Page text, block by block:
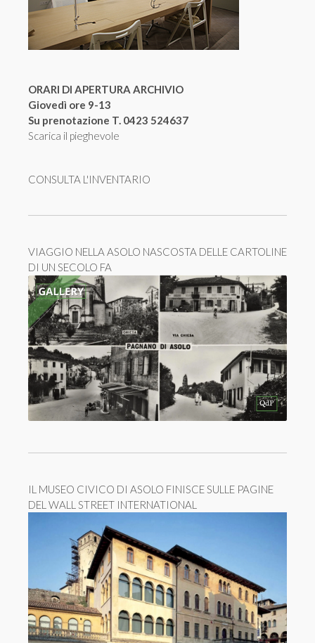
ORARI DI APERTURA ARCHIVIO
Giovedì ore 9-13
Su prenotazione T. 0423 524637
Scarica il pieghevole
CONSULTA L'INVENTARIO
VIAGGIO NELLA ASOLO NASCOSTA DELLE CARTOLINE
DI UN SECOLO FA
IL MUSEO CIVICO DI ASOLO FINISCE SULLE PAGINE
DEL WALL STREET INTERNATIONAL